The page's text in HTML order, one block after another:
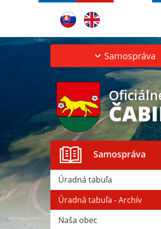
Samospráva
Samospráva
Úradná tabuľa
Úradná tabuľa - Archív
Naša obec